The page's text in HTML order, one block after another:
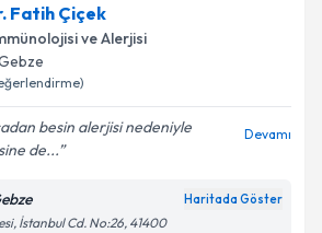
Sağıroğluiçin randevu takvimi talebi
bu uzmandan randevu almanız için bir
e-posta ile bilgilendireceğiz.
işlenmesine ilişkin
Aydınlatma
ve kişisel verilerimin belirtilen
Fatih Çiçek
ve Alerjisi
besin alerjisi nedeniyle
de...
Devamı
Haritada Göster
İstanbul Cd. No:26, 41400